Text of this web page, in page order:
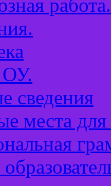
работа.
сведения
места